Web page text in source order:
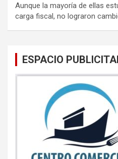
Aunque la mayoría de ellas
carga fiscal, no lograron
ESPACIO